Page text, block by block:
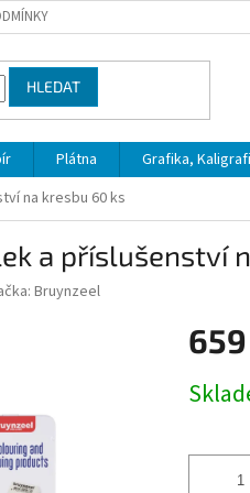
HLEDAT
Plátna Grafika,
na kresbu 60 ks
a příslušenství
Bruynzeel
cena: